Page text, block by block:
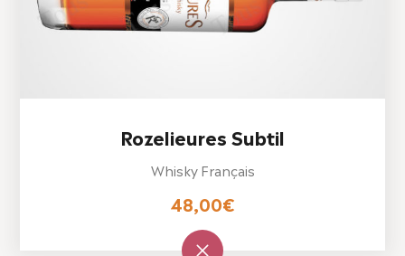
Rozelieures Subtil
Whisky Français
48,00€